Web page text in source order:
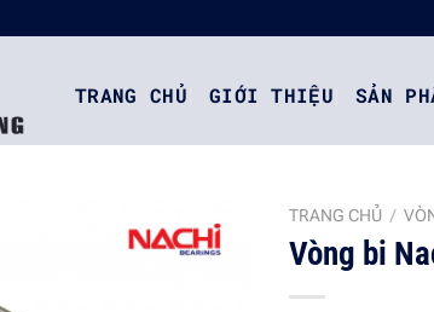
TRANG CHỦ GIỚI THIỆU SẢN
TRANG CHỦ /
Vòng bi